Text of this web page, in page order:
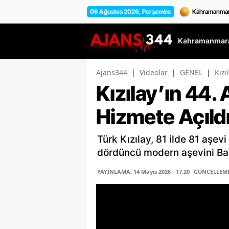
06 Ağustos 2026, Perşembe
Ajans344 | Videolar | GENEL |
Kızılay’ın
Hizmete
Türk Kızılay, 81 ilde 81
dördüncü modern aşevini
YAYINLAMA: 14 Mayıs 2026 - 17:20